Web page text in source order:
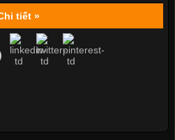
tiết »